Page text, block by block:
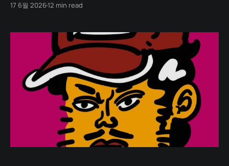
임용 마우스가 들려 있습니다. 그는 한때 한국 병맛 만화의
그럴듯한 작품이 한 편도 나오지
17 6월 202612 min read